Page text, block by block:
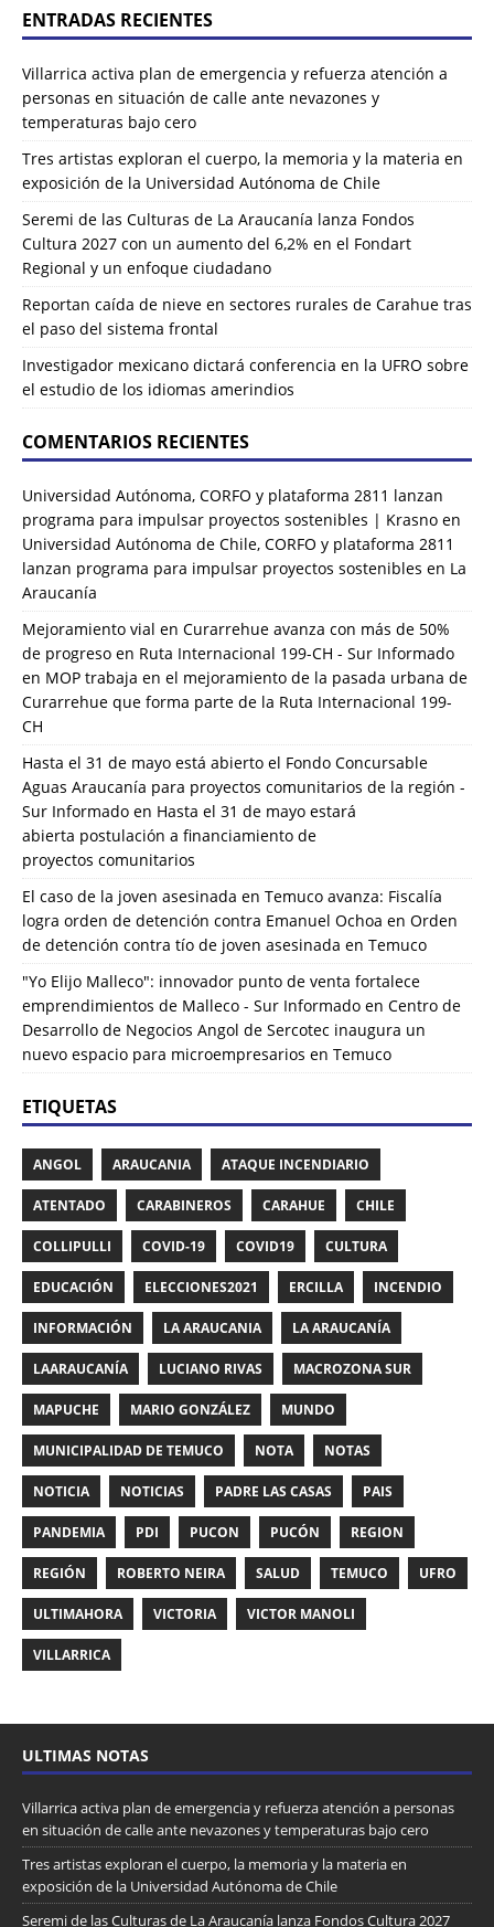
ENTRADAS RECIENTES
Villarrica activa plan de emergencia y refuerza atención a
personas en situación de calle ante nevazones y
temperaturas bajo cero
Tres artistas exploran el cuerpo, la memoria y la materia en
exposición de la Universidad Autónoma de Chile
Seremi de las Culturas de La Araucanía lanza Fondos
Cultura 2027 con un aumento del 6,2% en el Fondart
Regional y un enfoque ciudadano
Reportan caída de nieve en sectores rurales de Carahue tras
el paso del sistema frontal
Investigador mexicano dictará conferencia en la UFRO sobre
el estudio de los idiomas amerindios
COMENTARIOS RECIENTES
Universidad Autónoma, CORFO y plataforma 2811 lanzan
programa para impulsar proyectos sostenibles | Krasno en
Universidad Autónoma de Chile, CORFO y plataforma 2811
lanzan programa para impulsar proyectos sostenibles en La
Araucanía
Mejoramiento vial en Curarrehue avanza con más de 50%
de progreso en Ruta Internacional 199-CH - Sur Informado
en MOP trabaja en el mejoramiento de la pasada urbana de
Curarrehue que forma parte de la Ruta Internacional 199-
CH
Hasta el 31 de mayo está abierto el Fondo Concursable
Aguas Araucanía para proyectos comunitarios de la región -
Sur Informado en Hasta el 31 de mayo estará
abierta postulación a financiamiento de
proyectos comunitarios
El caso de la joven asesinada en Temuco avanza: Fiscalía
logra orden de detención contra Emanuel Ochoa en Orden
de detención contra tío de joven asesinada en Temuco
"Yo Elijo Malleco": innovador punto de venta fortalece
emprendimientos de Malleco - Sur Informado en Centro de
Desarrollo de Negocios Angol de Sercotec inaugura un
nuevo espacio para microempresarios en Temuco
ETIQUETAS
ANGOL ARAUCANIA ATAQUE INCENDIARIO
ATENTADO CARABINEROS CARAHUE CHILE
COLLIPULLI COVID-19 COVID19 CULTURA
EDUCACIÓN ELECCIONES2021 ERCILLA INCENDIO
INFORMACIÓN LA ARAUCANIA LA ARAUCANÍA
LAARAUCANÍA LUCIANO RIVAS MACROZONA SUR
MAPUCHE MARIO GONZÁLEZ MUNDO
MUNICIPALIDAD DE TEMUCO NOTA NOTAS
NOTICIA NOTICIAS PADRE LAS CASAS PAIS
PANDEMIA PDI PUCON PUCÓN REGION
REGIÓN ROBERTO NEIRA SALUD TEMUCO UFRO
ULTIMAHORA VICTORIA VICTOR MANOLI
VILLARRICA
ULTIMAS NOTAS
Villarrica activa plan de emergencia y refuerza atención a personas
en situación de calle ante nevazones y temperaturas bajo cero
Tres artistas exploran el cuerpo, la memoria y la materia en
exposición de la Universidad Autónoma de Chile
Seremi de las Culturas de La Araucanía lanza Fondos Cultura 2027